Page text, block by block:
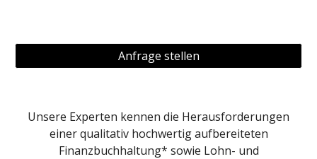
Anfrage stellen
Unsere Experten kennen die Herausforderungen
einer qualitativ hochwertig aufbereiteten
Finanzbuchhaltung* sowie Lohn- und